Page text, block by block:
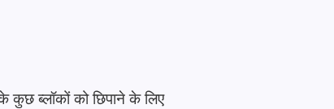
कुछ ब्लॉकों को छिपाने के लिए